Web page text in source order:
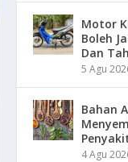
Motor
Boleh
Dan
5 Agu
Bahan
4 Agu